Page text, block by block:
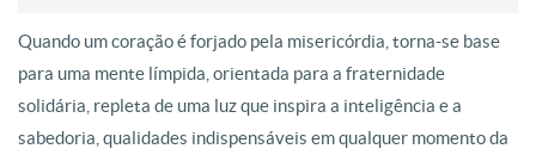
Quando um coração é forjado pela misericórdia, torna-se base
para uma mente límpida, orientada para a fraternidade
solidária, repleta de uma luz que inspira a inteligência e a
sabedoria, qualidades indispensáveis em qualquer momento da